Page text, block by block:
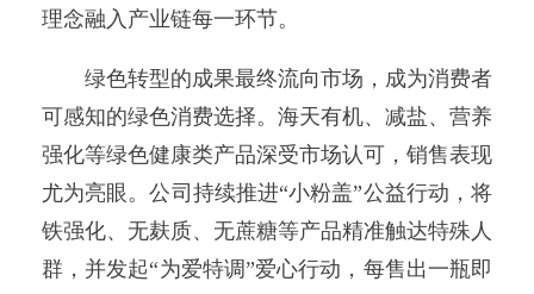
理念融入产业链每一环节。
绿色转型的成果最终流向市场，成为消费者
可感知的绿色消费选择。海天有机、减盐、营养
强化等绿色健康类产品深受市场认可，销售表现
尤为亮眼。公司持续推进“小粉盖”公益行动，将
铁强化、无麸质、无蔗糖等产品精准触达特殊人
群，并发起“为爱特调”爱心行动，每售出一瓶即